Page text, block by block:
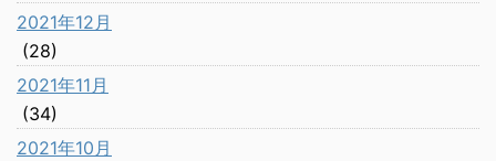
2021年12月
(28)
2021年11月
(34)
2021年10月